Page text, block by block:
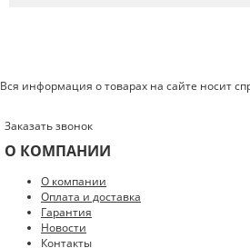
Введите код с картинки:
Вся информация о товарах на сайте носит
Заказать звонок
О КОМПАНИИ
О компании
Оплата и доставка
Гарантия
Новости
Контакты